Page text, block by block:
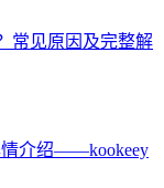
常见原因及完整解